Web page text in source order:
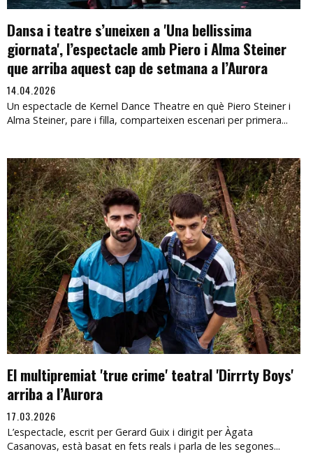
Dansa i teatre s’uneixen a 'Una bellissima
giornata', l’espectacle amb Piero i Alma Steiner
que arriba aquest cap de setmana a l’Aurora
14.04.2026
Un espectacle de Kernel Dance Theatre en què Piero Steiner i
Alma Steiner, pare i filla, comparteixen escenari per primera...
El multipremiat 'true crime' teatral 'Dirrrty Boys'
arriba a l’Aurora
17.03.2026
L’espectacle, escrit per Gerard Guix i dirigit per Àgata
Casanovas, està basat en fets reals i parla de les segones...